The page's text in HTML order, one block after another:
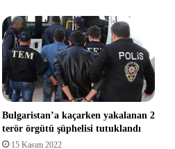
Bulgaristan’a kaçarken yakalanan 2
terör örgütü şüphelisi tutuklandı
15 Kasım 2022